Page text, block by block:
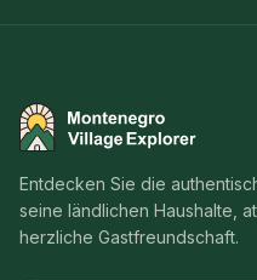
Montenegro Village
Entdecken Sie die
seine ländlichen Haushalte,
herzliche Gastfreundschaft.